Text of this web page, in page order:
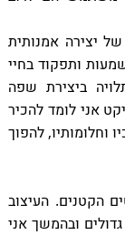
יצירה אמנותית
ותפקוד בחיי
ביצירת שפה
אני לומד להכיר
וחלומותיו, להפוך
הקטנים. העיצוב
ובהמשך אני